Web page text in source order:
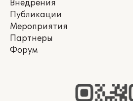
Внедрения
Публикации
Мероприятия
Партнеры
Форум